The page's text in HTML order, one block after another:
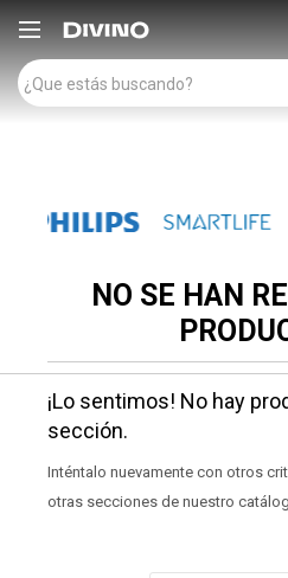

NO SE HAN
¡Lo sentimos! No hay
sección.
Inténtalo nuevamente con otros
otras secciones de nuestro